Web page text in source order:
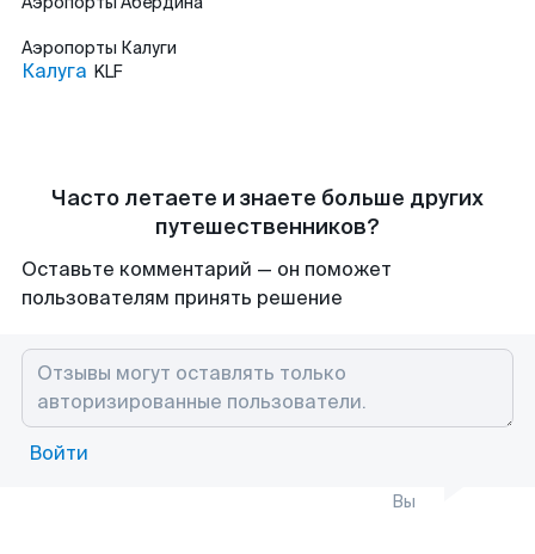
Аэропорты Калуги
Калуга KLF
Часто летаете и знаете больше других
путешественников?
Оставьте комментарий — он поможет
пользователям принять решение
Войти
Вы